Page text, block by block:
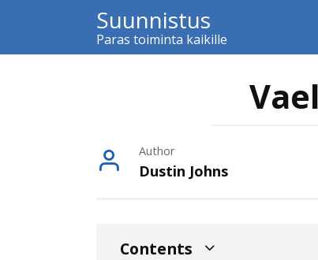
content
Suunnistus
Paras toiminta kaikille
Author
Dustin Johns
Contents